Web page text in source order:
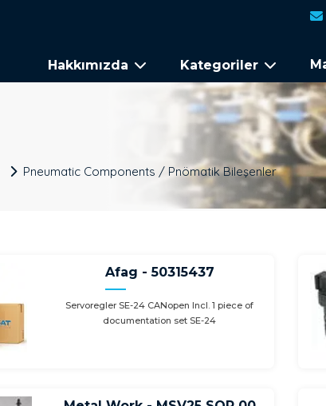
Hakkımızda Kategoriler
Pneumatic Components / Pnömatik Bileşenler
Afag - 50315437
Servoregler SE-24 CANopen Incl. 1 piece of
documentation set SE-24